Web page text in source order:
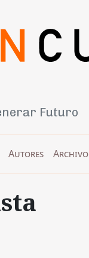
Futuro
Autores Archivo